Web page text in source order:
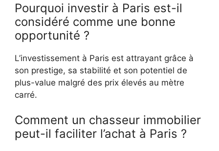
Pourquoi investir à Paris est-il
considéré comme une bonne
opportunité ?
L’investissement à Paris est attrayant grâce à
son prestige, sa stabilité et son potentiel de
plus-value malgré des prix élevés au mètre
carré.
Comment un chasseur immobilier
peut-il faciliter l’achat à Paris ?